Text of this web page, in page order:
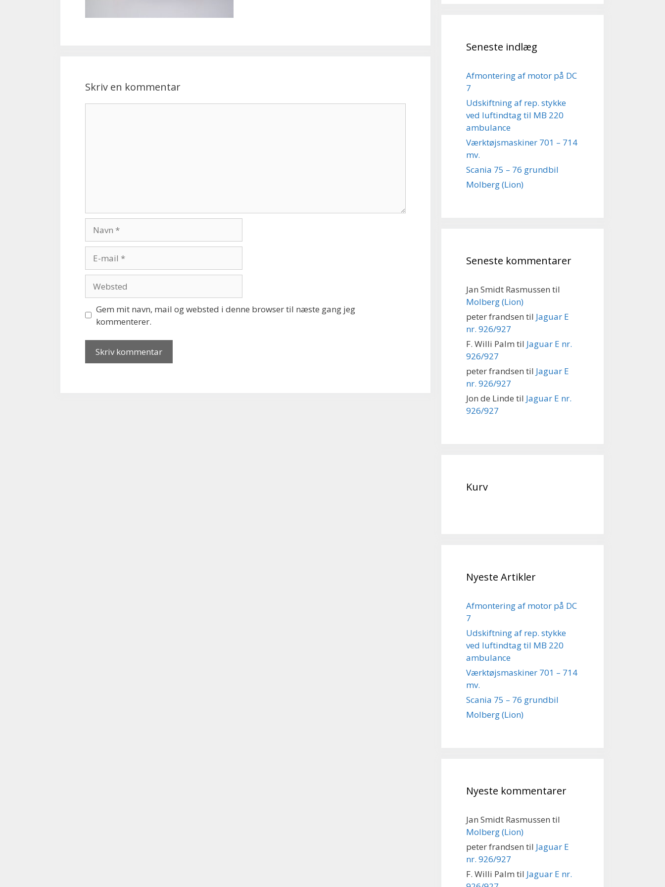
Skriv en kommentar
mail
Gem mit navn, mail og websted i denne browser til næste gang jeg
kommenterer.
Seneste indlæg
Afmontering af motor på DC
7
Udskiftning af rep. stykke
ved luftindtag til MB 220
ambulance
Værktøjsmaskiner 701 – 714
mv.
Scania 75 – 76 grundbil
Molberg (Lion)
Seneste kommentarer
Jan Smidt Rasmussen til
Molberg (Lion)
peter frandsen til Jaguar E
nr. 926/927
F. Willi Palm til Jaguar E nr.
926/927
peter frandsen til Jaguar E
nr. 926/927
Jon de Linde til Jaguar E nr.
926/927
Kurv
Nyeste Artikler
Afmontering af motor på DC
7
Udskiftning af rep. stykke
ved luftindtag til MB 220
ambulance
Værktøjsmaskiner 701 – 714
mv.
Scania 75 – 76 grundbil
Molberg (Lion)
Nyeste kommentarer
Jan Smidt Rasmussen til
Molberg (Lion)
peter frandsen til Jaguar E
nr. 926/927
F. Willi Palm til Jaguar E nr.